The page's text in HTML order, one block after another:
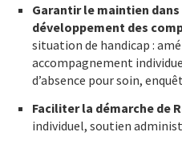
Garantir le maintien
développement des
situation de handicap :
accompagnement
d’absence pour soin,
Faciliter la démarche de
individuel, soutien